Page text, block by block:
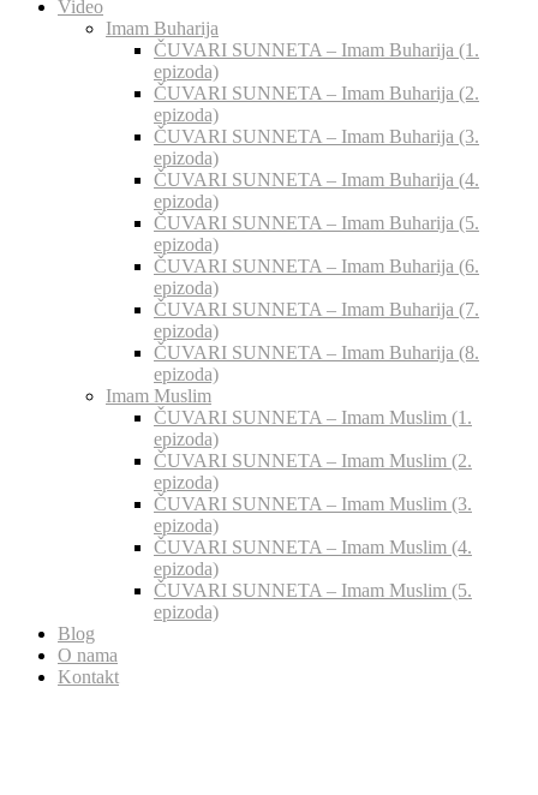
Video
Imam Buharija
ČUVARI SUNNETA – Imam Buharija (1.
epizoda)
ČUVARI SUNNETA – Imam Buharija (2.
epizoda)
ČUVARI SUNNETA – Imam Buharija (3.
epizoda)
ČUVARI SUNNETA – Imam Buharija (4.
epizoda)
ČUVARI SUNNETA – Imam Buharija (5.
epizoda)
ČUVARI SUNNETA – Imam Buharija (6.
epizoda)
ČUVARI SUNNETA – Imam Buharija (7.
epizoda)
ČUVARI SUNNETA – Imam Buharija (8.
epizoda)
Imam Muslim
ČUVARI SUNNETA – Imam Muslim (1.
epizoda)
ČUVARI SUNNETA – Imam Muslim (2.
epizoda)
ČUVARI SUNNETA – Imam Muslim (3.
epizoda)
ČUVARI SUNNETA – Imam Muslim (4.
epizoda)
ČUVARI SUNNETA – Imam Muslim (5.
epizoda)
Blog
O nama
Kontakt